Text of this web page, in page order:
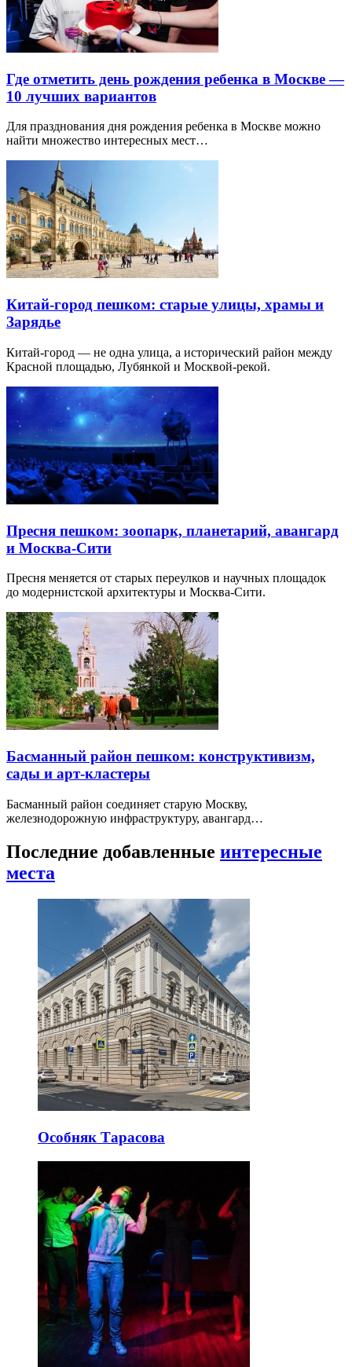
Где отметить день рождения ребенка в Москве —
10 лучших вариантов
Для празднования дня рождения ребенка в Москве можно
найти множество интересных мест…
Китай-город пешком: старые улицы, храмы и
Зарядье
Китай-город — не одна улица, а исторический район между
Красной площадью, Лубянкой и Москвой-рекой.
Пресня пешком: зоопарк, планетарий, авангард
и Москва-Сити
Пресня меняется от старых переулков и научных площадок
до модернистской архитектуры и Москва-Сити.
Басманный район пешком: конструктивизм,
сады и арт-кластеры
Басманный район соединяет старую Москву,
железнодорожную инфраструктуру, авангард…
Последние добавленные интересные
места
Особняк Тарасова